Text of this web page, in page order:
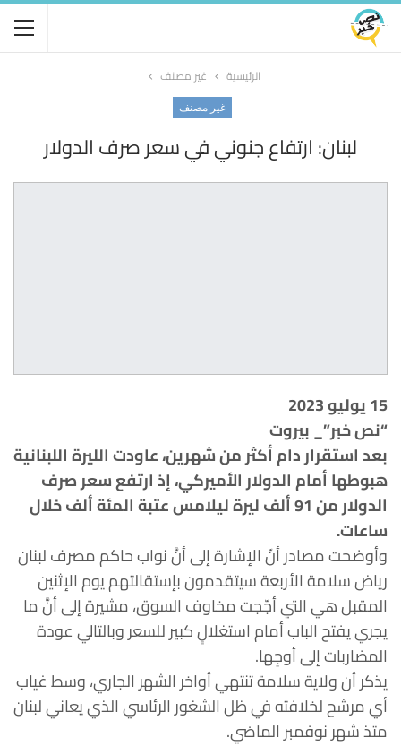
الرئيسية غير مصنف
غير مصنف
لبنان: ارتفاع جنوني في سعر صرف الدولار
15 يوليو 2023
“نص خبر”_ بيروت
بعد استقرار دام أكثر من شهرين، عاودت الليرة اللبنانية
هبوطها أمام الدولار الأميركي، إذ ارتفع سعر صرف
الدولار من 91 ألف ليرة ليلامس عتبة المئة ألف خلال
ساعات.
وأوضحت مصادر أنّ الإشارة إلى أنَّ نواب حاكم مصرف لبنان
رياض سلامة الأربعة سيتقدمون بإستقالتهم يوم الإثنين
المقبل هي التي أجّجت مخاوف السوق، مشيرة إلى أنَّ ما
يجري يفتح الباب أمام استغلالٍ كبير للسعر وبالتالي عودة
المضاربات إلى أوجِها.
يذكر أن ولاية سلامة تنتهي أواخر الشهر الجاري، وسط غياب
أي مرشح لخلافته في ظل الشغور الرئاسي الذي يعاني لبنان
متذ شهر نوفمبر الماضي.